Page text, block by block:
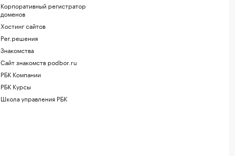
Корпоративный регистратор
доменов
Хостинг сайтов
Рег.решения
Знакомства
Сайт знакомств podbor.ru
РБК Компании
РБК Курсы
Школа управления РБК